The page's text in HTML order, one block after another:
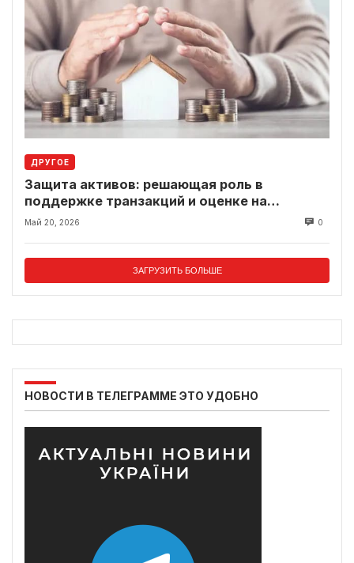
ДРУГОЕ
Защита активов: решающая роль в
поддержке транзакций и оценке на
современном рынке
Май 20, 2026 0
ЗАГРУЗИТЬ БОЛЬШЕ
НОВОСТИ В ТЕЛЕГРАММЕ ЭТО УДОБНО